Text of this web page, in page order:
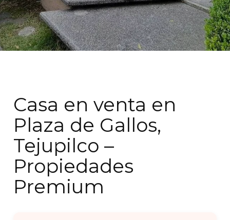
Casa en venta en
Plaza de Gallos,
Tejupilco –
Propiedades
Premium